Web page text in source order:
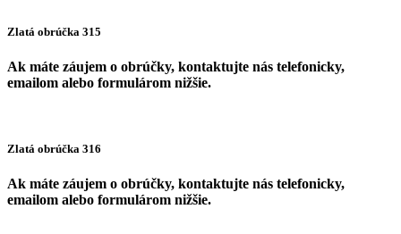
Zlatá obrúčka 315
Ak máte záujem o obrúčky, kontaktujte nás telefonicky,
emailom alebo formulárom nižšie.
Zlatá obrúčka 316
Ak máte záujem o obrúčky, kontaktujte nás telefonicky,
emailom alebo formulárom nižšie.